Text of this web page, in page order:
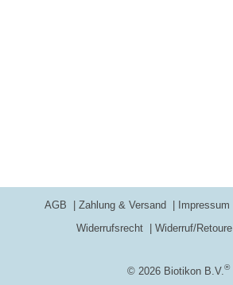
© 2026 Biotikon B.V.®
AGB Zahlung & Versand Impressum
Widerrufsrecht
Widerruf/Retoure